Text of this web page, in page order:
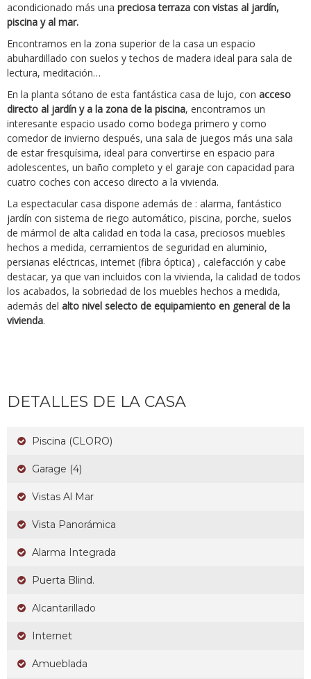
acondicionado más una preciosa terraza con vistas al jardín,
piscina y al mar.
Encontramos en la zona superior de la casa un espacio
abuhardillado con suelos y techos de madera ideal para sala de
lectura, meditación…
En la planta sótano de esta fantástica casa de lujo, con acceso
directo al jardín y a la zona de la piscina, encontramos un
interesante espacio usado como bodega primero y como
comedor de invierno después, una sala de juegos más una sala
de estar fresquísima, ideal para convertirse en espacio para
adolescentes, un baño completo y el garaje con capacidad para
cuatro coches con acceso directo a la vivienda.
La espectacular casa dispone además de : alarma, fantástico
jardín con sistema de riego automático, piscina, porche, suelos
de mármol de alta calidad en toda la casa, preciosos muebles
hechos a medida, cerramientos de seguridad en aluminio,
persianas eléctricas, internet (fibra óptica) , calefacción y cabe
destacar, ya que van incluidos con la vivienda, la calidad de todos
los acabados, la sobriedad de los muebles hechos a medida,
además del alto nivel selecto de equipamiento en general de la
vivienda.
DETALLES DE LA CASA
Piscina (CLORO)
Garage (4)
Vistas Al Mar
Vista Panorámica
Alarma Integrada
Puerta Blind.
Alcantarillado
Internet
Amueblada